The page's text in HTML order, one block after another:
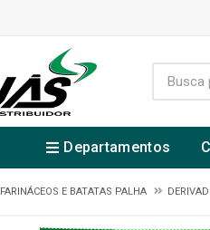
Departamentos
FARINÁCEOS E BATATAS PALHA